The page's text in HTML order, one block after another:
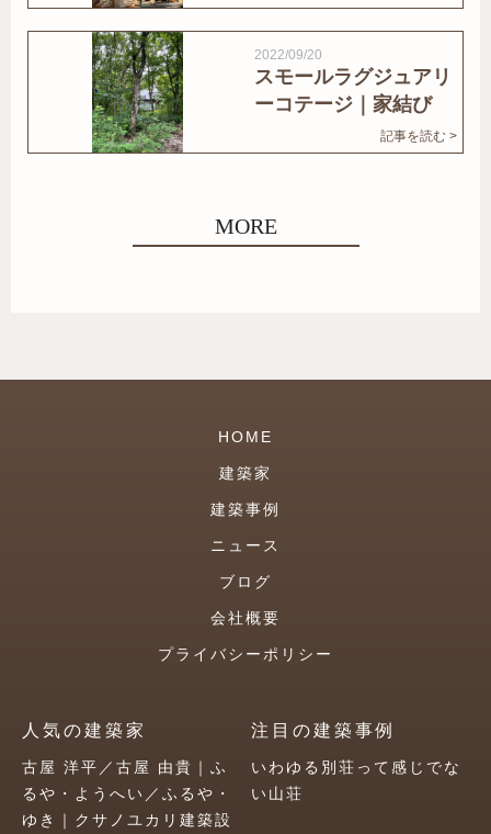
2022/09/20
スモールラグジュアリ
ーコテージ｜家結び
記事を読む >
MORE
HOME
建築家
建築事例
ニュース
ブログ
会社概要
プライバシーポリシー
人気の建築家
古屋 洋平／古屋 由貴｜ふ
るや・ようへい／ふるや・
ゆき｜クサノユカリ建築設
注目の建築事例
いわゆる別荘って感じでな
い山荘